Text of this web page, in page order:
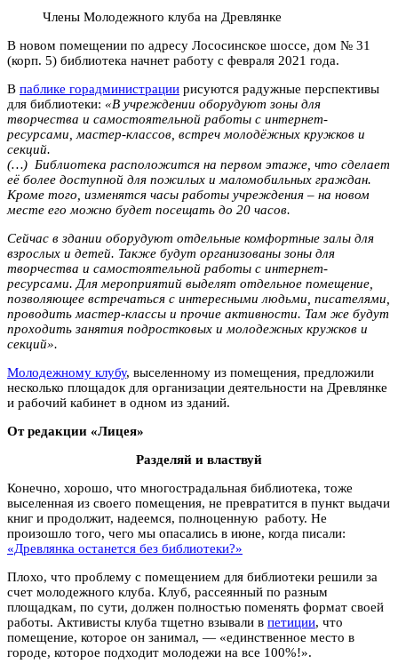
Члены Молодежного клуба на Древлянке
В новом помещении по адресу Лососинское шоссе, дом № 31
(корп. 5) библиотека начнет работу с февраля 2021 года.
В паблике горадминистрации рисуются радужные перспективы
для библиотеки: «В учреждении оборудуют зоны для
творчества и самостоятельной работы с интернет-
ресурсами, мастер-классов, встреч молодёжных кружков и
секций.
(…) Библиотека расположится на первом этаже, что сделает
её более доступной для пожилых и маломобильных граждан.
Кроме того, изменятся часы работы учреждения – на новом
месте его можно будет посещать до 20 часов.
Сейчас в здании оборудуют отдельные комфортные залы для
взрослых и детей. Также будут организованы зоны для
творчества и самостоятельной работы с интернет-
ресурсами. Для мероприятий выделят отдельное помещение,
позволяющее встречаться с интересными людьми, писателями,
проводить мастер-классы и прочие активности. Там же будут
проходить занятия подростковых и молодежных кружков и
секций».
Молодежному клубу, выселенному из помещения, предложили
несколько площадок для организации деятельности на Древлянке
и рабочий кабинет в одном из зданий.
От редакции «Лицея»
Разделяй и властвуй
Конечно, хорошо, что многострадальная библиотека, тоже
выселенная из своего помещения, не превратится в пункт выдачи
книг и продолжит, надеемся, полноценную работу. Не
произошло того, чего мы опасались в июне, когда писали:
«Древлянка останется без библиотеки?»
Плохо, что проблему с помещением для библиотеки решили за
счет молодежного клуба. Клуб, рассеянный по разным
площадкам, по сути, должен полностью поменять формат своей
работы. Активисты клуба тщетно взывали в петиции, что
помещение, которое он занимал, — «единственное место в
городе, которое подходит молодежи на все 100%!».